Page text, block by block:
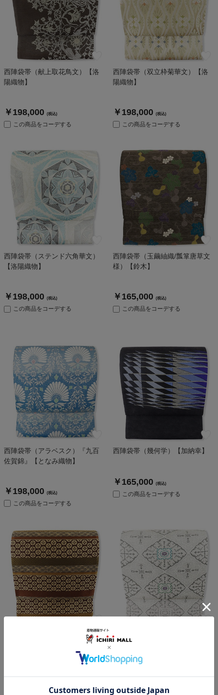
西陣袋帯（献上取花鳥文）【洛
陽織物】
￥198,000 (税込)
この商品をコーデする
西陣袋帯（双立枠菊華文）【洛
陽織物】
￥198,000 (税込)
この商品をコーデする
西陣袋帯（ステンド六角華文）
【洛陽織物】
￥198,000 (税込)
この商品をコーデする
西陣袋帯（玉繭紬織/瓢箪唐草文
様）【鈴木】
￥165,000 (税込)
この商品をコーデする
西陣袋帯（アラベスク）『九百
佐賀錦』【となみ織物】
￥198,000 (税込)
この商品をコーデする
西陣袋帯（幾何学）【加納幸】
￥165,000 (税込)
この商品をコーデする
西陣袋帯（幾何文入り縞）『ゴ
ールドシルク』【織楽浅野】
￥198,000(税込)
この商品をコーデする
桃皮染め西陣袋帯（華菱）『綾
￥99,000(税込)
この商品をコーデする